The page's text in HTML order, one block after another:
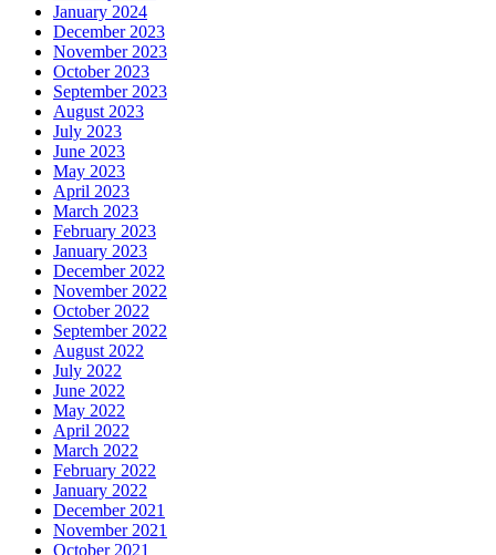
January 2024
December 2023
November 2023
October 2023
September 2023
August 2023
July 2023
June 2023
May 2023
April 2023
March 2023
February 2023
January 2023
December 2022
November 2022
October 2022
September 2022
August 2022
July 2022
June 2022
May 2022
April 2022
March 2022
February 2022
January 2022
December 2021
November 2021
October 2021